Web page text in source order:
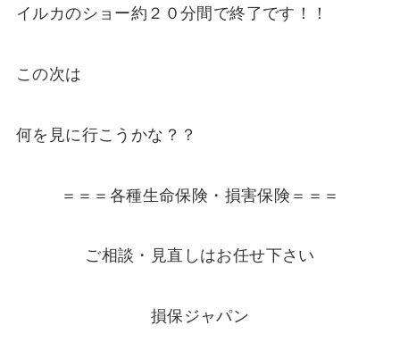
イルカのショー約２０分間で終了です！！
この次は
何を見に行こうかな？？
＝＝＝各種生命保険・損害保険＝＝＝
ご相談・見直しはお任せ下さい
損保ジャパン